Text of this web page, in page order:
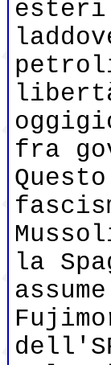
fra
la